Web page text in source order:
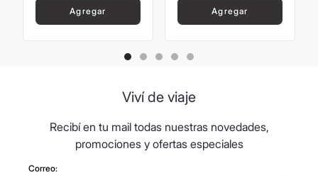
Agregar Agregar
Viví de viaje
Recibí en tu mail todas nuestras novedades,
promociones y ofertas especiales
Correo: